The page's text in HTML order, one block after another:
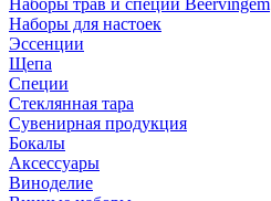
Наборы трав и специй Beervingem
Наборы для настоек
Эссенции
Щепа
Специи
Стеклянная тара
Сувенирная продукция
Бокалы
Аксессуары
Виноделие